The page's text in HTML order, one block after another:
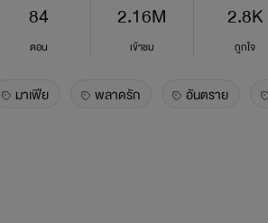
84
ตอน
2.16M
เข้าชม
2.8K
ถูกใจ
มาเฟีย พลาดรัก อันตราย